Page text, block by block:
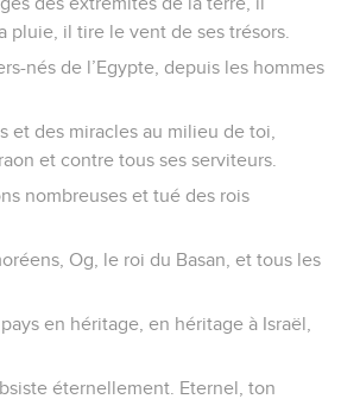
pluie, il tire le vent de ses trésors.
nés de l’Egypte, depuis les hommes
et des miracles au milieu de toi,
et contre tous ses serviteurs.
nombreuses et tué des rois
Og, le roi du Basan, et tous les
en héritage, en héritage à Israël,
éternellement. Eternel, ton